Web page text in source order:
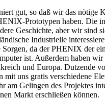
gut, so daß wir das nötige
Prototypen haben. Die
Geschichte, aber wir sind
Industrielle
Sorgen, da der PHENIX der
ist. Außerdem haben wir
und Europa. Dutzende
mit uns gratis verschiedene
am Gelingen des Projektes
Markt erschließen können.